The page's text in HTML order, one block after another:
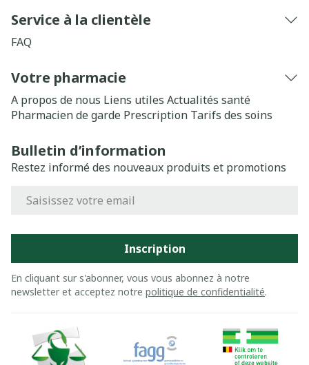
Service à la clientèle
FAQ
Votre pharmacie
A propos de nous Liens utiles Actualités santé
Pharmacien de garde Prescription Tarifs des soins
Bulletin d’information
Restez informé des nouveaux produits et promotions
Inscription
En cliquant sur s'abonner, vous vous abonnez à notre
newsletter et acceptez notre politique de confidentialité.